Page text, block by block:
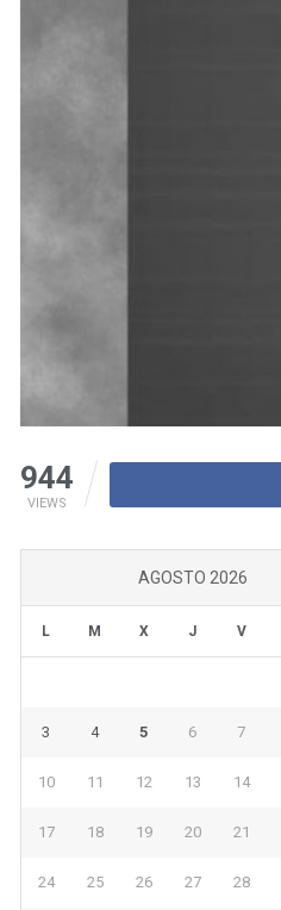
944
VIEWS
AGOSTO 2026
L M X J V
3 4 5 6 7
10 11 12 13 14
17 18 19 20 21
24 25 26 27 28